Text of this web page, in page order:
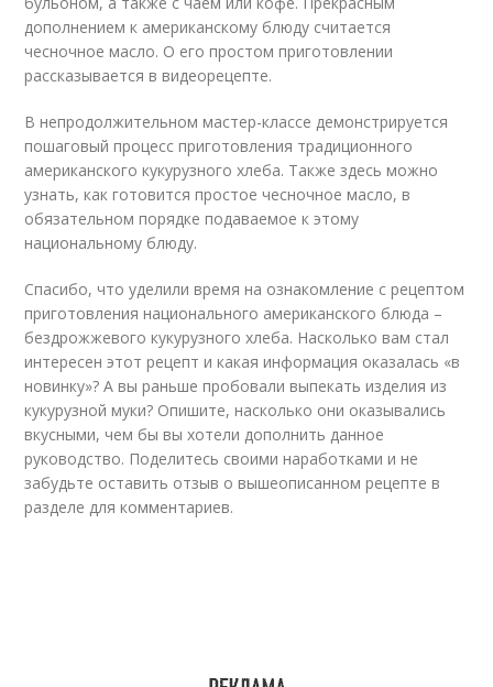
дополнением к американскому блюду считается
чесночное масло. О его простом приготовлении
рассказывается в видеорецепте.
В непродолжительном мастер-классе демонстрируется
пошаговый процесс приготовления традиционного
американского кукурузного хлеба. Также здесь можно
узнать, как готовится простое чесночное масло, в
обязательном порядке подаваемое к этому
национальному блюду.
Спасибо, что уделили время на ознакомление с рецептом
приготовления национального американского блюда –
бездрожжевого кукурузного хлеба. Насколько вам стал
интересен этот рецепт и какая информация оказалась «в
новинку»? А вы раньше пробовали выпекать изделия из
кукурузной муки? Опишите, насколько они оказывались
вкусными, чем бы вы хотели дополнить данное
руководство. Поделитесь своими наработками и не
забудьте оставить отзыв о вышеописанном рецепте в
разделе для комментариев.